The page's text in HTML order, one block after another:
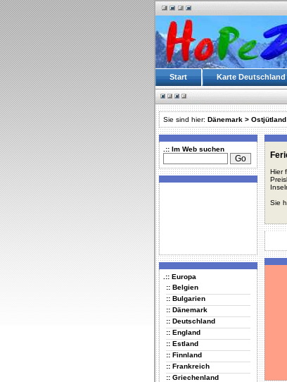
Start Karte Deutschland
Sie sind hier: Dänemark > Ostjütland
.:: Im Web suchen
.:: Europa
:: Belgien
:: Bulgarien
:: Dänemark
:: Deutschland
:: England
:: Estland
:: Finnland
:: Frankreich
:: Griechenland
Hier
Sie